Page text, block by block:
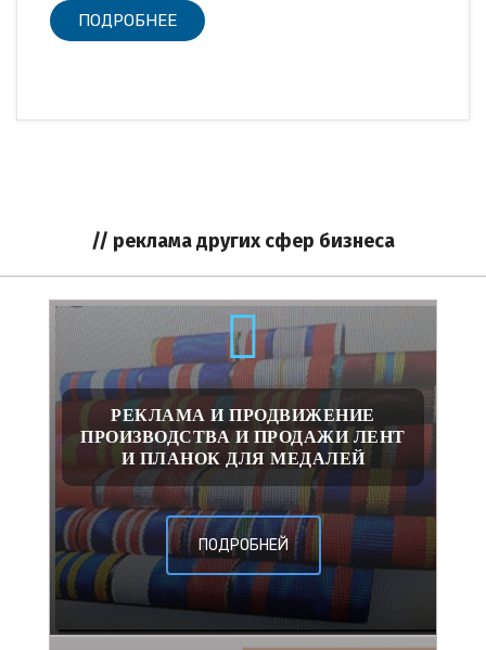
ПОДРОБНЕЕ
// реклама других сфер бизнеса
РЕКЛАМА И ПРОДВИЖЕНИЕ
ПРОИЗВОДСТВА И ПРОДАЖИ ЛЕНТ
И ПЛАНОК ДЛЯ МЕДАЛЕЙ
ПОДРОБНЕЙ